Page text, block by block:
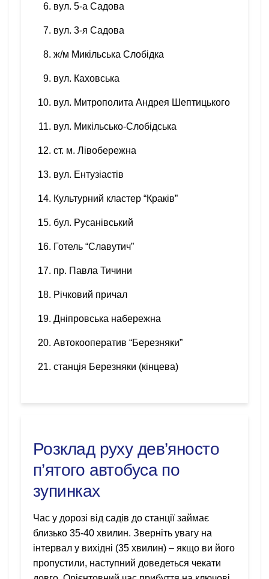
вул. 5-а Садова
вул. 3-я Садова
ж/м Микільська Слобідка
вул. Каховська
вул. Митрополита Андрея Шептицького
вул. Микільсько-Слобідська
ст. м. Лівобережна
вул. Ентузіастів
Культурний кластер “Краків”
бул. Русанівський
Готель “Славутич”
пр. Павла Тичини
Річковий причал
Дніпровська набережна
Автокооператив “Березняки”
станція Березняки (кінцева)
Розклад руху дев’яносто
п’ятого автобуса по
зупинках
Час у дорозі від садів до станції займає
близько 35-40 хвилин. Зверніть увагу на
інтервал у вихідні (35 хвилин) – якщо ви його
пропустили, наступний доведеться чекати